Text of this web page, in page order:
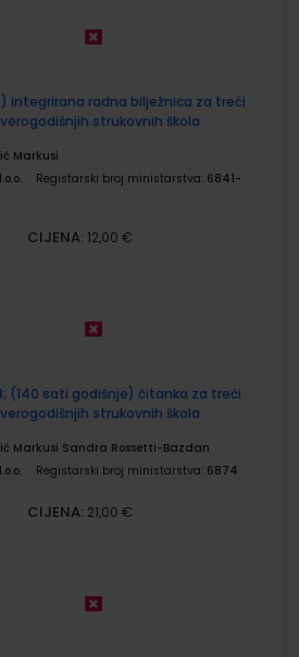
integrirana radna bilježnica za treći
strukovnih škola
Markusi
Registarski broj ministarstva: 6841-
CIJENA: 12,00 €
3; (140 sati godišnje) čitanka za treći
strukovnih škola
Markusi Sandra Rossetti-Bazdan
Registarski broj ministarstva: 6874
CIJENA: 21,00 €